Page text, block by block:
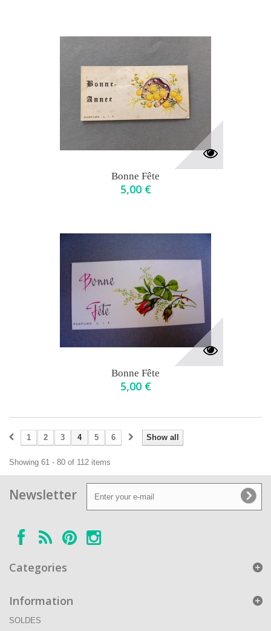
Bonne Fête
5,00 €
Bonne Fête
5,00 €
Show all
1 2 3 4 5 6
Showing 61 - 80 of 112 items
Newsletter
Categories
Information
SOLDES